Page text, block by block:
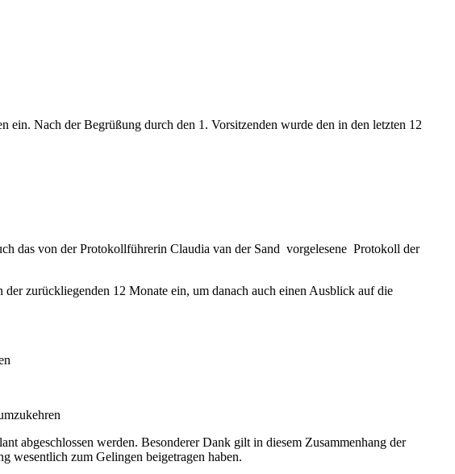
Nach der Begrüßung durch den 1. Vorsitzenden wurde den in den letzten 12
das von der Protokollführerin Claudia van der Sand vorgelesene Protokoll der
zurückliegenden 12 Monate ein, um danach auch einen Ausblick auf die
abgeschlossen werden. Besonderer Dank gilt in diesem Zusammenhang der
wesentlich zum Gelingen beigetragen haben.